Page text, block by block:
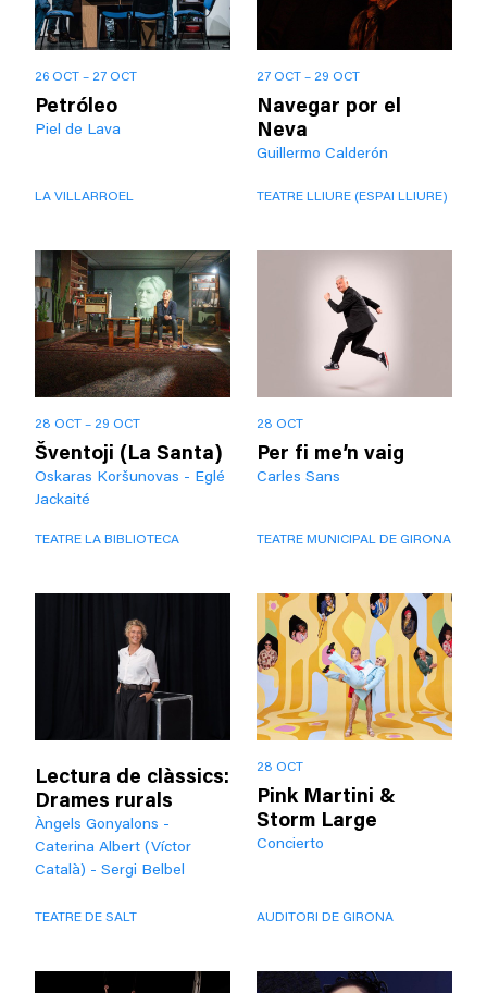
26 OCT – 27 OCT
Petróleo
Piel de Lava
LA VILLARROEL
27 OCT – 29 OCT
Navegar por el
Neva
Guillermo Calderón
TEATRE LLIURE (ESPAI LLIURE)
28 OCT – 29 OCT
Šventoji (La Santa)
Oskaras Koršunovas - Eglé
Jackaité
TEATRE LA BIBLIOTECA
28 OCT
Per fi me’n vaig
Carles Sans
TEATRE MUNICIPAL DE GIRONA
Lectura de clàssics:
Drames rurals
Àngels Gonyalons -
Caterina Albert (Víctor
Català) - Sergi Belbel
TEATRE DE SALT
28 OCT
Pink Martini &
Storm Large
Concierto
AUDITORI DE GIRONA